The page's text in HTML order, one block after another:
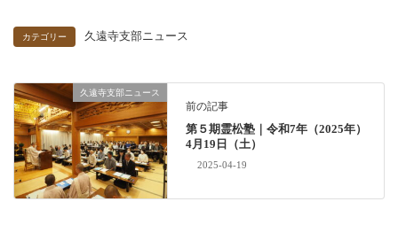
カテゴリー 久遠寺支部ニュース
久遠寺支部ニュース
前の記事
第５期霊松塾｜令和7年（2025年）
4月19日（土）
2025-04-19